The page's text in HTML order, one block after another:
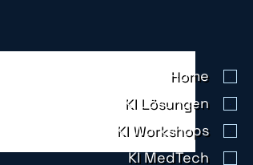
Home
KI Lösungen
KI Workshops
KI MedTech